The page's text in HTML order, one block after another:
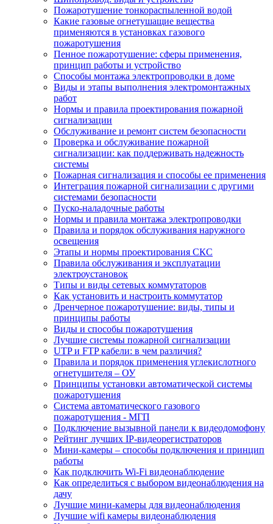
Пожаротушение тонкораспыленной водой
Какие газовые огнетушащие вещества
применяются в установках газового
пожаротушения
Пенное пожаротушение: сферы применения,
принцип работы и устройство
Способы монтажа электропроводки в доме
Виды и этапы выполнения электромонтажных
работ
Нормы и правила проектирования пожарной
сигнализации
Обслуживание и ремонт систем безопасности
Проверка и обслуживание пожарной
сигнализации: как поддерживать надежность
системы
Пожарная сигнализация и способы ее применения
Интеграция пожарной сигнализации с другими
системами безопасности
Пуско-наладочные работы
Нормы и правила монтажа электропроводки
Правила и порядок обслуживания наружного
освещения
Этапы и нормы проектирования СКС
Правила обслуживания и эксплуатации
электроустановок
Типы и виды сетевых коммутаторов
Как установить и настроить коммутатор
Дренчерное пожаротушение: виды, типы и
принципы работы
Виды и способы пожаротушения
Лучшие системы пожарной сигнализации
UTP и FTP кабели: в чем различия?
Правила и порядок применения углекислотного
огнетушителя – ОУ
Принципы установки автоматической системы
пожаротушения
Система автоматического газового
пожаротушения - МГП
Подключение вызывной панели к видеодомофону
Рейтинг лучших IP-видеорегистраторов
Мини-камеры – способы подключения и принцип
работы
Как подключить Wi-Fi видеонаблюдение
Как определиться с выбором видеонаблюдения на
дачу
Лучшие мини-камеры для видеонаблюдения
Лучшие wifi камеры видеонаблюдения